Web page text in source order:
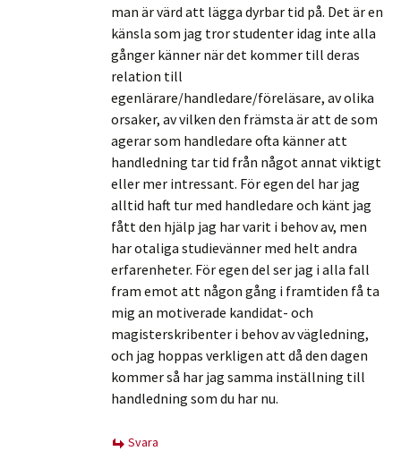
man är värd att lägga dyrbar tid på. Det är en
känsla som jag tror studenter idag inte alla
gånger känner när det kommer till deras
relation till
egenlärare/handledare/föreläsare, av olika
orsaker, av vilken den främsta är att de som
agerar som handledare ofta känner att
handledning tar tid från något annat viktigt
eller mer intressant. För egen del har jag
alltid haft tur med handledare och känt jag
fått den hjälp jag har varit i behov av, men
har otaliga studievänner med helt andra
erfarenheter. För egen del ser jag i alla fall
fram emot att någon gång i framtiden få ta
mig an motiverade kandidat- och
magisterskribenter i behov av vägledning,
och jag hoppas verkligen att då den dagen
kommer så har jag samma inställning till
handledning som du har nu.
Svara